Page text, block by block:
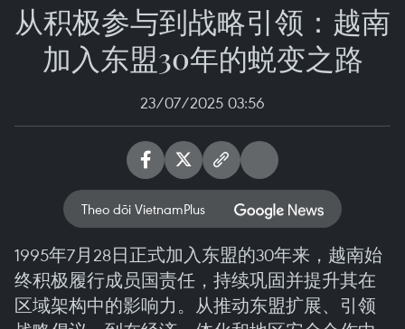
从积极参与到战略引领：越南
加入东盟30年的蜕变之路
23/07/2025 03:56
Theo dõi VietnamPlus
1995年7月28日正式加入东盟的30年来，越南始
终积极履行成员国责任，持续巩固并提升其在
区域架构中的影响力。从推动东盟扩展、引领